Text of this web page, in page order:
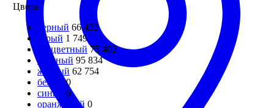
Цвета
черный 66 432
серый 1 749
бесцветный 75 402
красный 95 834
желтый 62 754
белый
0
синий
0
оранжевый 0